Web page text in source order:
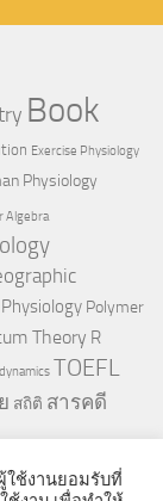
Book
Exercise Physiology
Physiology
Algebra
Physiology Polymer
Theory R
TOEFL
สถิติ สารคดี
ใช้งานยอมรับที่